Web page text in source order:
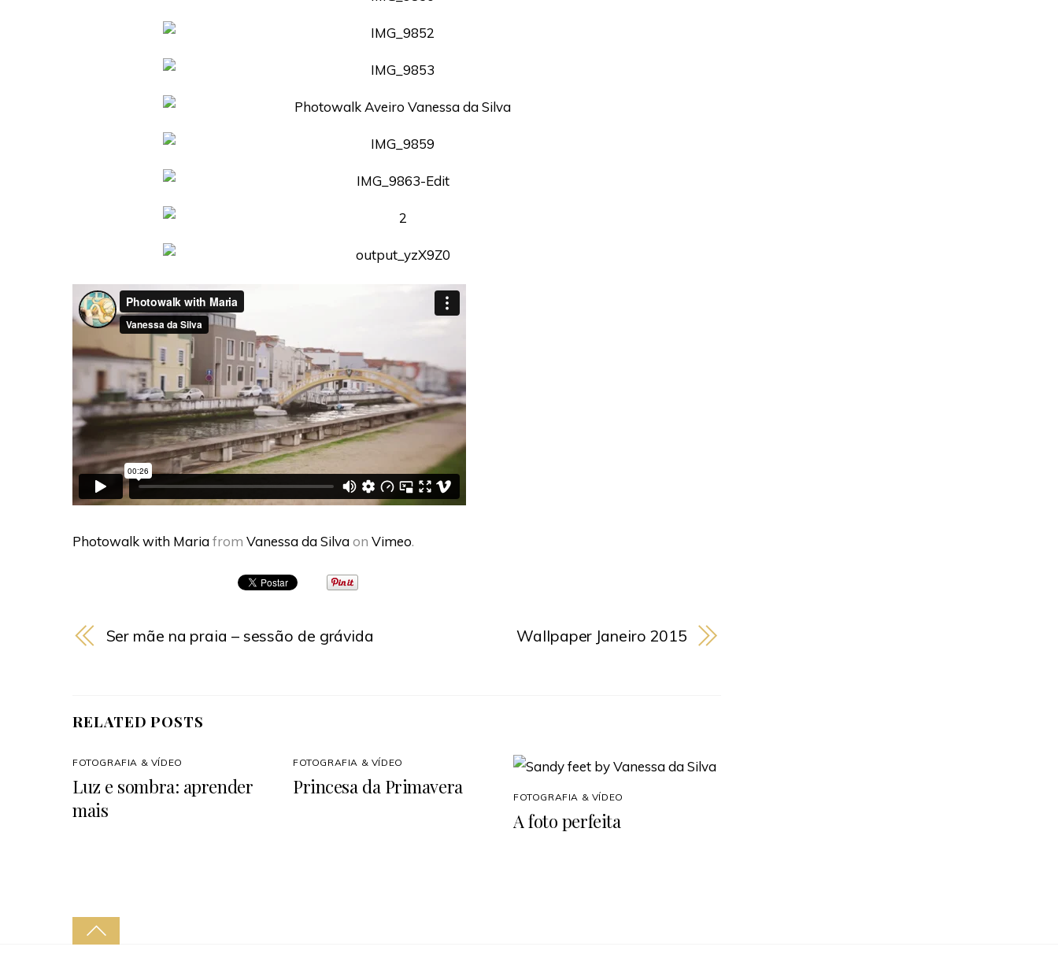
Photowalk with Mariafrom Vanessa da Silvaon Vimeo.
Ser mãe na praia – sessão de grávida Wallpaper Janeiro 2015
RELATED POSTS
FOTOGRAFIA & VÍDEO
Luz e sombra: aprender
mais
FOTOGRAFIA & VÍDEO
Princesa da Primavera FOTOGRAFIA & VÍDEO
A foto perfeita